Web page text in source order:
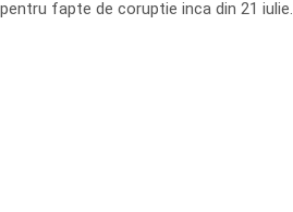
pentru fapte de coruptie inca din 21 iulie.